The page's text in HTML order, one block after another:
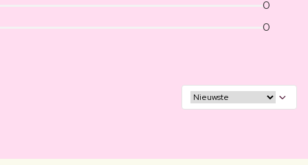
0
0